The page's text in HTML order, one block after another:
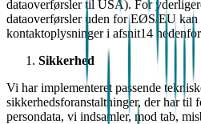
dataoverførsler til USA). For
dataoverførsler uden for EØS/EU kan
kontaktoplysninger i afsnit14
Sikkerhed
Vi har implementeret passende
sikkerhedsforanstaltninger, der har til
persondata, vi indsamler, mod tab,